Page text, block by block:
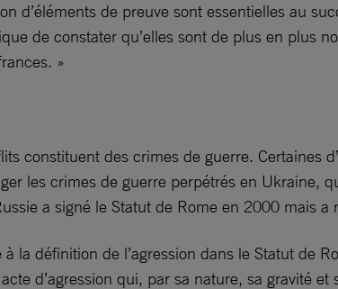
d’éléments de preuve sont essentielles au
de constater qu’elles sont de plus en plus
»
constituent des crimes de guerre.
les crimes de guerre perpétrés en
a signé le Statut de Rome en 2000 mais a
la définition de l’agression dans le Statut de
d’agression qui, par sa nature, sa gravité